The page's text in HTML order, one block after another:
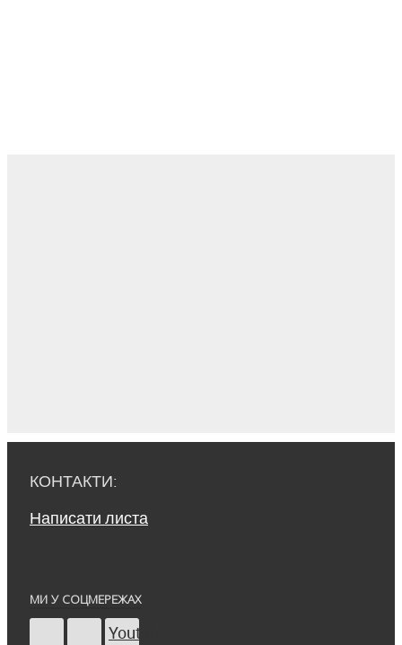
КОНТАКТИ:
Написати листа
МИ У СОЦМЕРЕЖАХ
Youtube